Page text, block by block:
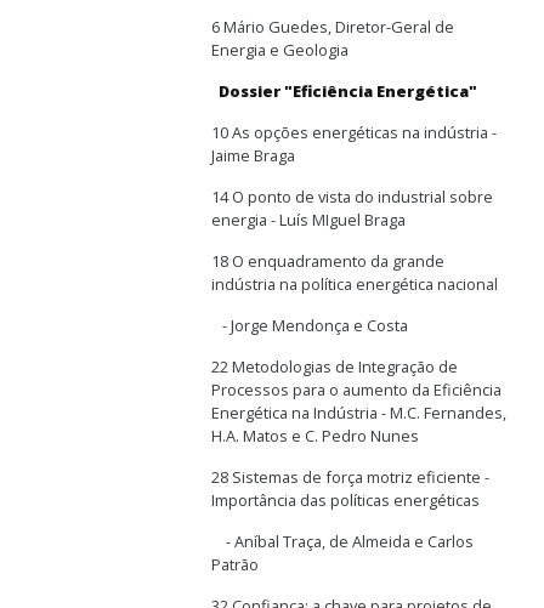
6 Mário Guedes, Diretor-Geral de
Energia e Geologia
Dossier "Eficiência Energética"
10 As opções energéticas na indústria -
Jaime Braga
14 O ponto de vista do industrial sobre
energia - Luís MIguel Braga
18 O enquadramento da grande
indústria na política energética nacional
- Jorge Mendonça e Costa
22 Metodologias de Integração de
Processos para o aumento da Eficiência
Energética na Indústria - M.C. Fernandes,
H.A. Matos e C. Pedro Nunes
28 Sistemas de força motriz eficiente -
Importância das políticas energéticas
- Aníbal Traça, de Almeida e Carlos
Patrão